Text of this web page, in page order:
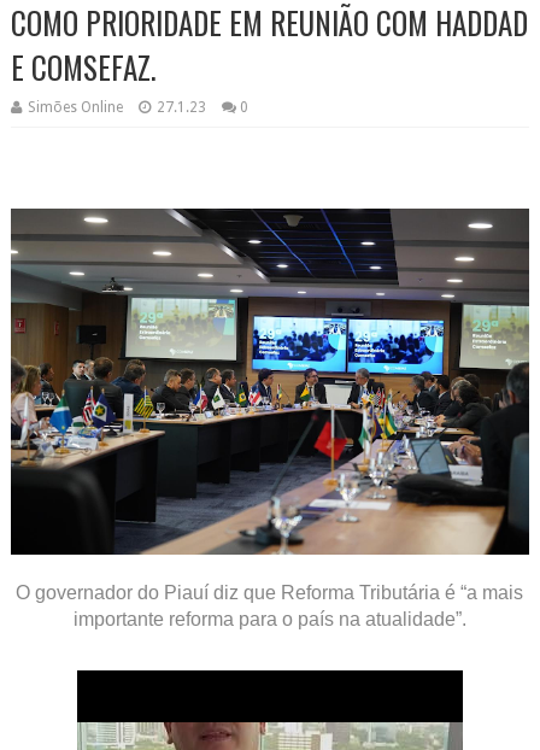
COMO PRIORIDADE EM REUNIÃO COM HADDAD
E COMSEFAZ.
Simões Online 27.1.23 0
O governador do Piauí diz que Reforma Tributária é “a mais
importante reforma para o país na atualidade”.